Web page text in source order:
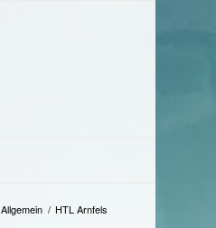
Allgemein / HTL Arnfels